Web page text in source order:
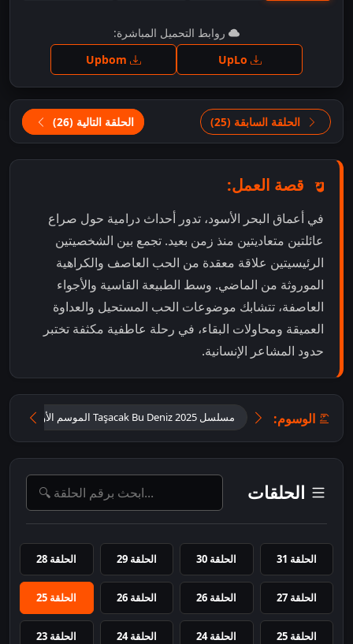
اضغط للمشاهدة
روابط التحميل المباشرة:
الحلقة السابقة (25) الحلقة التالية (26)
قصة العمل:
في أعماق البحر الأسود، تدور أحداث درامية حول صراع
عائلتين متعاديتين منذ زمن بعيد. تجمع بين الشخصيتين
الرئيسيتين علاقة معقدة من الحب العاصف والكراهية
الموروثة من الماضي. وسط الطبيعة القاسية والأجواء
العاصفة، تتشابك موضوعات الحب المستحيل والعداوة
العميقة ومحاولات البقاء، في رحلة عاطفية مكثفة تختبر
حدود المشاعر الإنسانية.
الوسوم: مسلسل Taşacak Bu Deniz 2025 الموسم الأول مترجم
الحلقات
الحلقة 31 الحلقة 30 الحلقة 29 الحلقة 28
الحلقة 27 الحلقة 26 الحلقة 26 الحلقة 25
الحلقة 25 الحلقة 24 الحلقة 24 الحلقة 23